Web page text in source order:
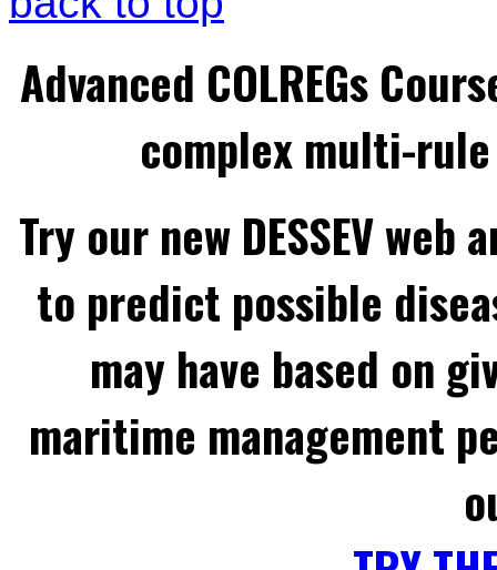
Advanced COLREGs
complex multi-
Try our new DESSEV
to predict possible
may have based on
maritime management